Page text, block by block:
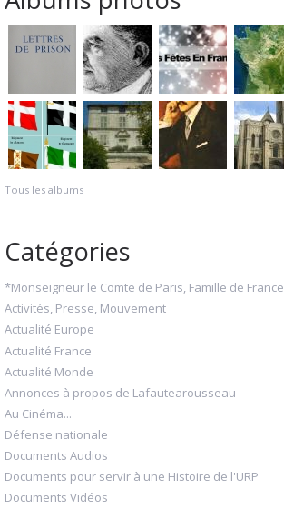
Tous les albums
Catégories
*Monseigneur le Comte de Paris, Famille de France
Activités, Presse, Mouvement
Actualité Europe
Actualité France
Actualité Monde
Annonces à propos de Lafautearousseau
Au Cinéma...
Défense nationale
Documents Audios
Documents pour servir à une Histoire de l'URP
Documents Vidéos